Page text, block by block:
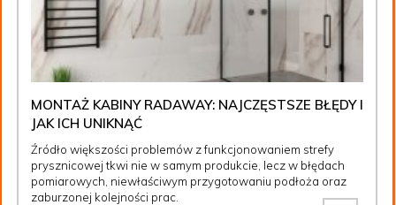
MONTAŻ KABINY RADAWAY: NAJCZĘSTSZE BŁĘDY I
JAK ICH UNIKNĄĆ
Źródło większości problemów z funkcjonowaniem strefy
prysznicowej tkwi nie w samym produkcie, lecz w błędach
pomiarowych, niewłaściwym przygotowaniu podłoża oraz
zaburzonej kolejności prac.